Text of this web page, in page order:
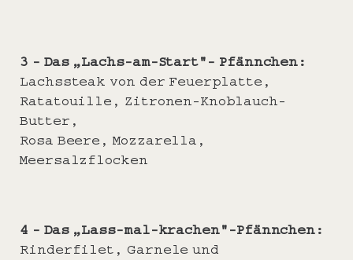
3 – Das „Lachs-am-Start“- Pfännchen:
Lachssteak von der Feuerplatte,
Ratatouille, Zitronen-Knoblauch-
Butter,
Rosa Beere, Mozzarella,
Meersalzflocken
4 – Das „Lass-mal-krachen“-Pfännchen:
Rinderfilet, Garnele und